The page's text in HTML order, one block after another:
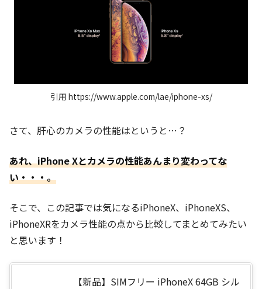
引用 https://www.apple.com/lae/iphone-xs/
さて、肝心のカメラの性能はというと…？
あれ、iPhone Xとカメラの性能あんまり変わってな
い・・・。
そこで、この記事では気になるiPhoneX、iPhoneXS、
iPhoneXRをカメラ性能の点から比較してまとめてみたい
と思います！
【新品】SIMフリー iPhoneX 64GB シル